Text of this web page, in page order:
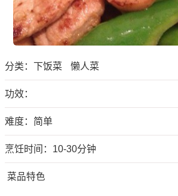
分类： 下饭菜 懒人菜
功效：
难度：简单
烹饪时间：10-30分钟
菜品特色